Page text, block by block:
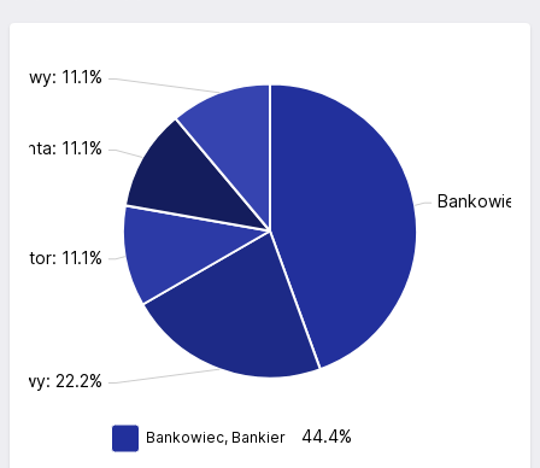
Bankowiec,
22.2%
11.1%
11.1%
11.1%
Bankowiec, Bankier 44.4%